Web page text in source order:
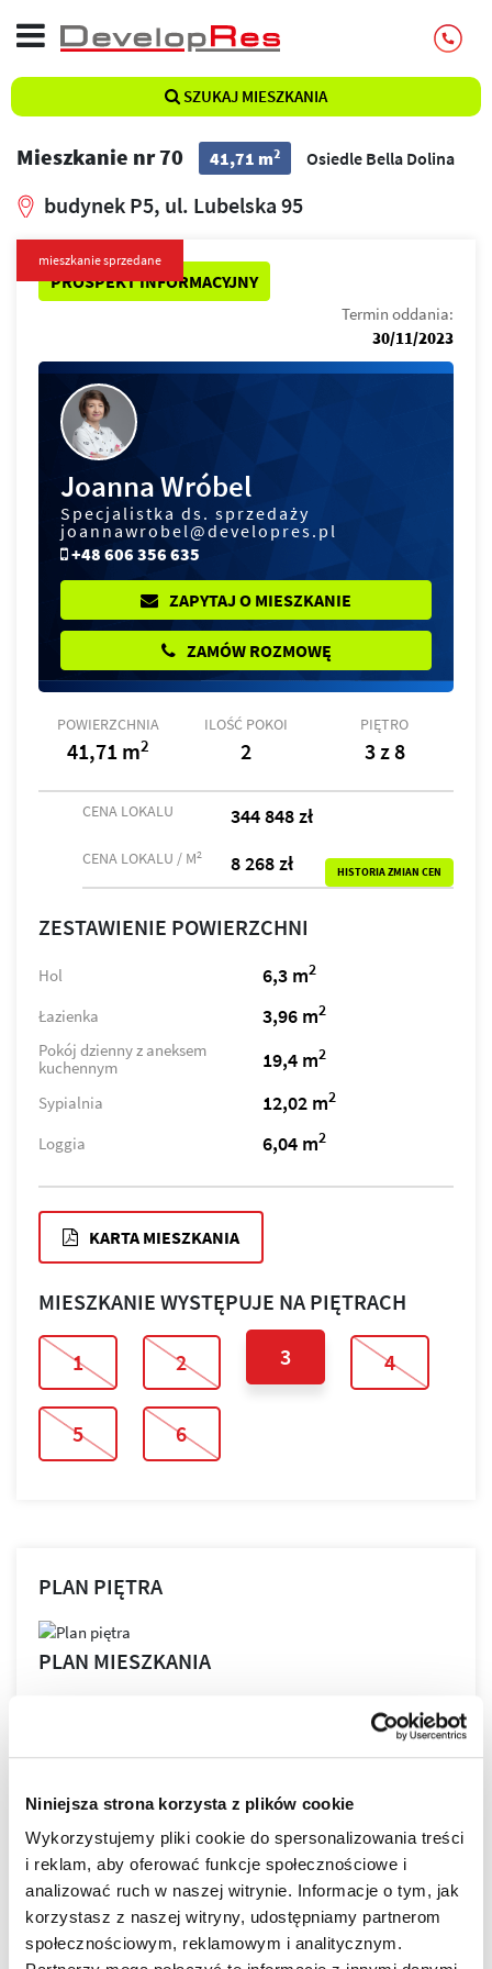
Niniejsza strona korzysta z plików cookie
Wykorzystujemy pliki cookie do spersonalizowania treści
i reklam, aby oferować funkcje społecznościowe i
analizować ruch w naszej witrynie. Informacje o tym, jak
korzystasz z naszej witryny, udostępniamy partnerom
społecznościowym, reklamowym i analitycznym.
SZUKAJ MIESZKANIA
Mieszkanie nr 70 41,71 m2 Osiedle Bella Dolina
budynek P5, ul. Lubelska 95
PROSPEKT INFORMACYJNY
mieszkanie sprzedane
Termin oddania:
30/11/2023
Joanna Wróbel
Specjalistka ds. sprzedaży
joannawrobel@developres.pl
+48 606 356 635
ZAPYTAJ O MIESZKANIE
ZAMÓW ROZMOWĘ
POWIERZCHNIA
41,71 m2
ILOŚĆ POKOI
2
PIĘTRO
3 z 8
CENA LOKALU 344 848 zł
CENA LOKALU / M2 8 268 zł HISTORIA ZMIAN CEN
ZESTAWIENIE POWIERZCHNI
Hol 6,3 m2
Łazienka 3,96 m2
Pokój dzienny z aneksem
kuchennym
19,4 m2
Sypialnia 12,02 m2
Loggia 6,04 m2
KARTA MIESZKANIA
MIESZKANIE WYSTĘPUJE NA PIĘTRACH
1 2 3 4
5 6
PLAN PIĘTRA
PLAN MIESZKANIA
LOKALIZACJA
Bella Dolina to nasze drugie, realizowane kompleksowo,
a zarazem całkowicie od podstaw osiedle w Rzeszowie.
Wyznacza ono nowe standardy w kreowaniu przestrzeni
miejskich osiedli, tak aby młodym, nowoczesnym